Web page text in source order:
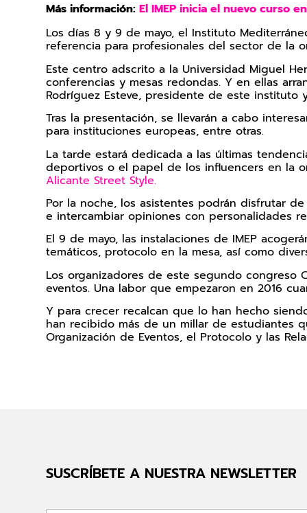
Más información:El IMEP inicia el nuevo curso
Los días 8 y 9 de mayo, el Instituto
referencia para profesionales del sector de la
Este centro adscrito a la Universidad Miguel
conferencias y mesas redondas. Y en ellas
Rodríguez Esteve, presidente de este instituto
Tras la presentación, se llevarán a cabo
para instituciones europeas, entre otras.
La tarde estará dedicada a las últimas
deportivos o el papel de los influencers en la
Alicante Street Style.
Por la noche, los asistentes podrán disfrutar
e intercambiar opiniones con personalidades
El 9 de mayo, las instalaciones de IMEP
temáticos, protocolo en la mesa, así como
Los organizadores de este segundo congreso
eventos. Una labor que empezaron en 2016
Y para crecer recalcan que lo han hecho
han recibido más de un millar de estudiantes
Organización de Eventos, el Protocolo y las
SUSCRÍBETE A NUESTRA NEWSLETTER